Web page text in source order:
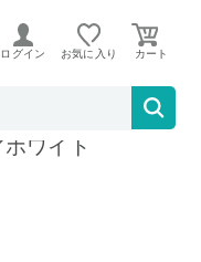
ログイン お気に入り
ブレッドドロワ
ワイト